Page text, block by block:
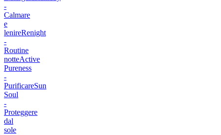
-
Calmare
e
lenireRenight
-
Routine
notteActive
Pureness
-
PurificareSun
Soul
-
Proteggere
dal
sole